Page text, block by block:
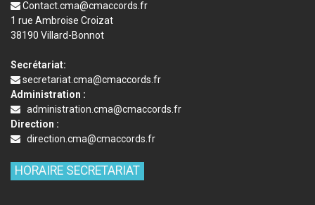
Contact.cma@cmaccords.fr
1 rue Ambroise Croizat
38190 Villard-Bonnot
Secrétariat:
secretariat.cma@cmaccords.fr
Administration :
administration.cma@cmaccords.fr
Direction :
direction.cma@cmaccords.fr
HORAIRE SECRETARIAT